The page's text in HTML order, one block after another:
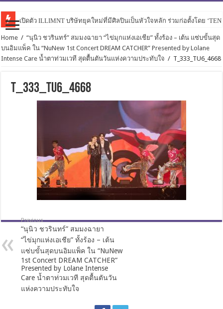
เปิดตัว ILLIMNT บริษัทยุคใหม่ที่มีศิลปินเป็นหัวใจหลัก ร่วมก่อตั้งโดย
Home / “นุนิว ชวรินทร์” สมมงฉายา “ไข่มุกแห่งเอเชีย” ทั้งร้อง – เต้น แซ่บขั้นสุด
บนอิมแพ็ค ใน “NuNew 1st Concert DREAM CATCHER” Presented by Lolane
Intense Care น้ำตาท่วมเวที สุดตื้นตันวันแห่งความประทับใจ / T_333_TU6_4668
T_333_TU6_4668
Previous
“นุนิว ชวรินทร์” สมมงฉายา
“ไข่มุกแห่งเอเชีย” ทั้งร้อง – เต้น
แซ่บขั้นสุดบนอิมแพ็ค ใน “NuNew
1st Concert DREAM CATCHER”
Presented by Lolane Intense
Care น้ำตาท่วมเวที สุดตื้นตันวัน
แห่งความประทับใจ